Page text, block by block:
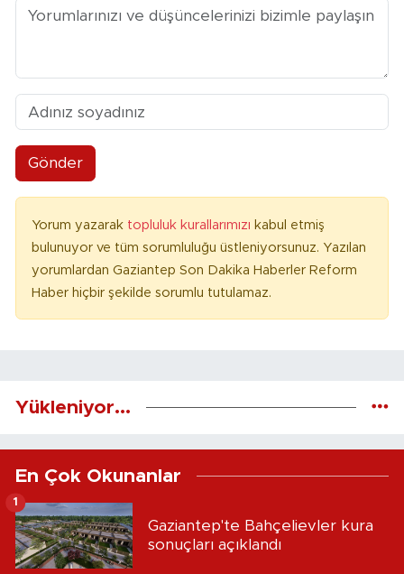
Gönder
Yorum yazarak topluluk kurallarımızı kabul etmiş
bulunuyor ve tüm sorumluluğu üstleniyorsunuz. Yazılan
yorumlardan Gaziantep Son Dakika Haberler Reform
Haber hiçbir şekilde sorumlu tutulamaz.
Yükleniyor...
En Çok Okunanlar
Gaziantep'te Bahçelievler kura
sonuçları açıklandı
1